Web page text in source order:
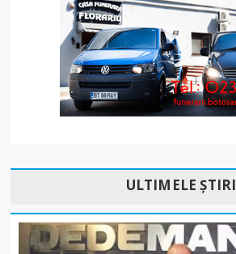
ULTIMELE ȘTIRI